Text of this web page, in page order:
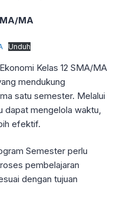
MA
Unduh
Kelas 12 SMA/MA
mendukung
satu semester. Melalui
dapat mengelola waktu,
efektif.
Semester perlu
pembelajaran
dengan tujuan